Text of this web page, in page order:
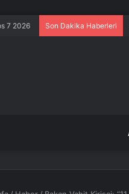
7 2026 Son Dakika Haberleri